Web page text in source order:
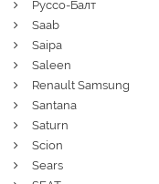
Руссо-Балт
Saab
Saipa
Saleen
Renault Samsung
Santana
Saturn
Scion
Sears